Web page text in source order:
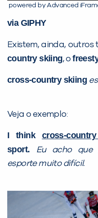
powered by Advanced
via GIPHY
Existem, ainda, outros
country skiing, o
cross-country skiing
Veja o exemplo:
I think cross-
sport.
Eu acho que
esporte muito difícil.